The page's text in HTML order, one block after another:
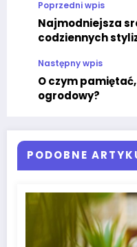
Poprzedni wpis
Najmodniejsza
codziennych
Następny wpis
O czym
ogrodowy?
PODOBNE